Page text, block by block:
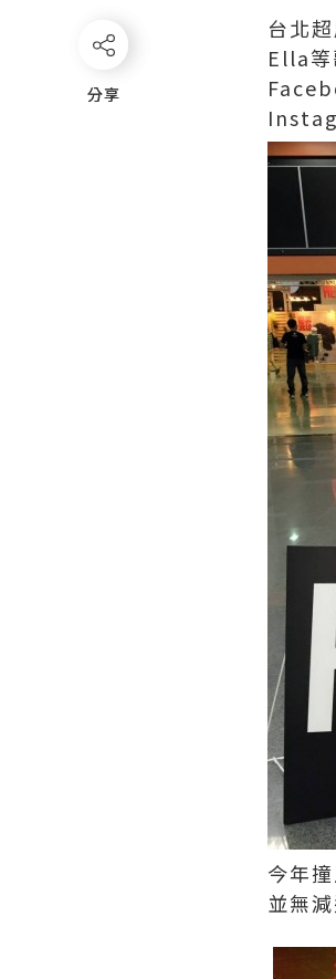
分享
台北
Ella等
今年
並無
分享